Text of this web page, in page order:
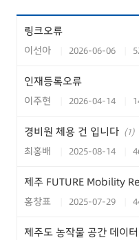
링크오류
이선아 2026-06-06
인재등록오류
이주현 2026-04-14
경비원 체용 건 입니다 (1)
최홍배 2025-08-14
제주 FUTURE Mobility
홍창표 2025-07-29
제주도 농작물 공간 데이